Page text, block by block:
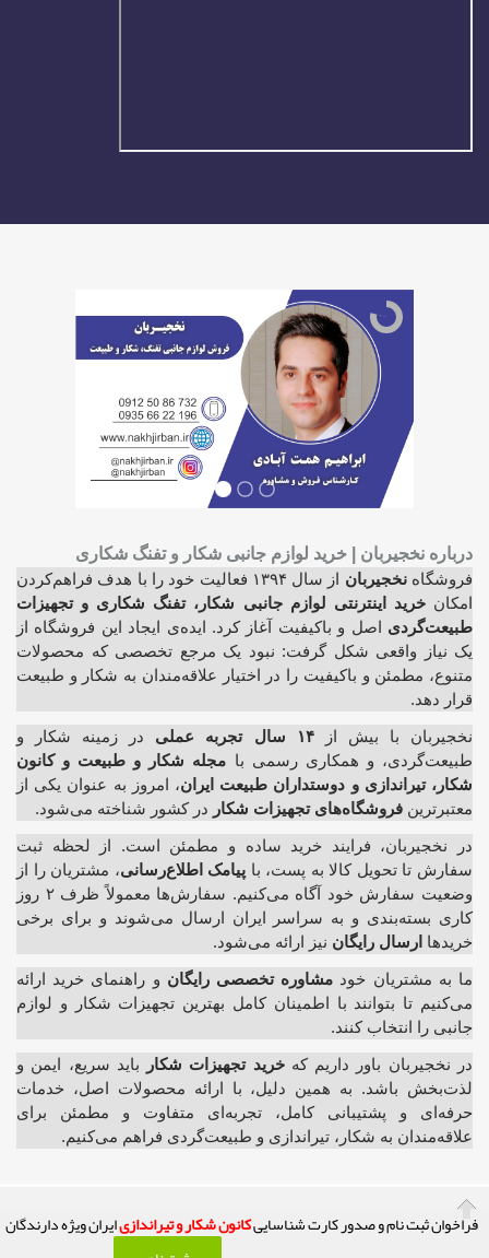
فراخوان ثبت نام و صدور کارت شناساییکانون شکار و تیراندازیایران ویژه دارندگان
درباره نخجیربان | خرید لوازم جانبی شکار و تفنگ شکاری
فروشگاه نخجیربان
از سال ۱۳۹۴ فعالیت خود را با هدف فراهم‌کردن
امکان خرید اینترنتی لوازم جانبی شکار، تفنگ شکاری و تجهیزات
طبیعت‌گردی اصل و باکیفیت آغاز کرد. ایده‌ی ایجاد این فروشگاه از
یک نیاز واقعی شکل گرفت: نبود یک مرجع تخصصی که محصولات
متنوع، مطمئن و باکیفیت را در اختیار علاقه‌مندان به شکار و طبیعت
قرار دهد.
نخجیربان با بیش از
۱۴ سال تجربه عملی
در زمینه شکار و
طبیعت‌گردی، و همکاری رسمی با مجله شکار و طبیعت و کانون
شکار، تیراندازی و دوستداران طبیعت ایران، امروز به عنوان یکی از
معتبرترین فروشگاه‌های تجهیزات شکار در کشور شناخته می‌شود.
در نخجیربان، فرایند خرید ساده و مطمئن است. از لحظه ثبت
سفارش تا تحویل کالا به پست، با پیامک اطلاع‌رسانی، مشتریان را از
وضعیت سفارش خود آگاه می‌کنیم. سفارش‌ها معمولاً ظرف ۲ روز
کاری بسته‌بندی و به سراسر ایران ارسال می‌شوند و برای برخی
خریدها ارسال رایگان نیز ارائه می‌شود.
ما به مشتریان خود مشاوره تخصصی رایگان و راهنمای خرید ارائه
می‌کنیم تا بتوانند با اطمینان کامل بهترین تجهیزات شکار و لوازم
جانبی را انتخاب کنند.
در نخجیربان باور داریم که خرید تجهیزات شکار
باید سریع، ایمن و
لذت‌بخش باشد. به همین دلیل، با ارائه محصولات اصل، خدمات
حرفه‌ای و پشتیبانی کامل، تجربه‌ای متفاوت و مطمئن برای
علاقه‌مندان به شکار، تیراندازی و طبیعت‌گردی فراهم می‌کنیم.
کلیه حقوق این تارنما محفوظ و متعلق به صاحب امتیاز آن می باشد! (( فعالیت